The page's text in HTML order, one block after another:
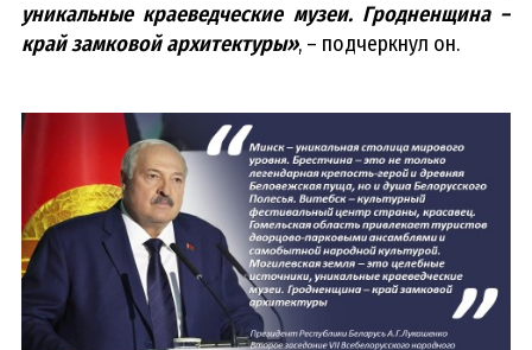
уникальные краеведческие музеи. Гродненщина –
край замковой архитектуры», – подчеркнул он.